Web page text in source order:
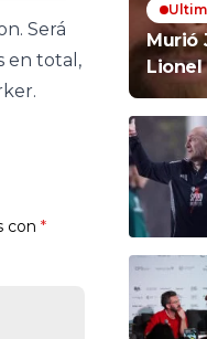
Será
en total,
con *
Murió
Lionel